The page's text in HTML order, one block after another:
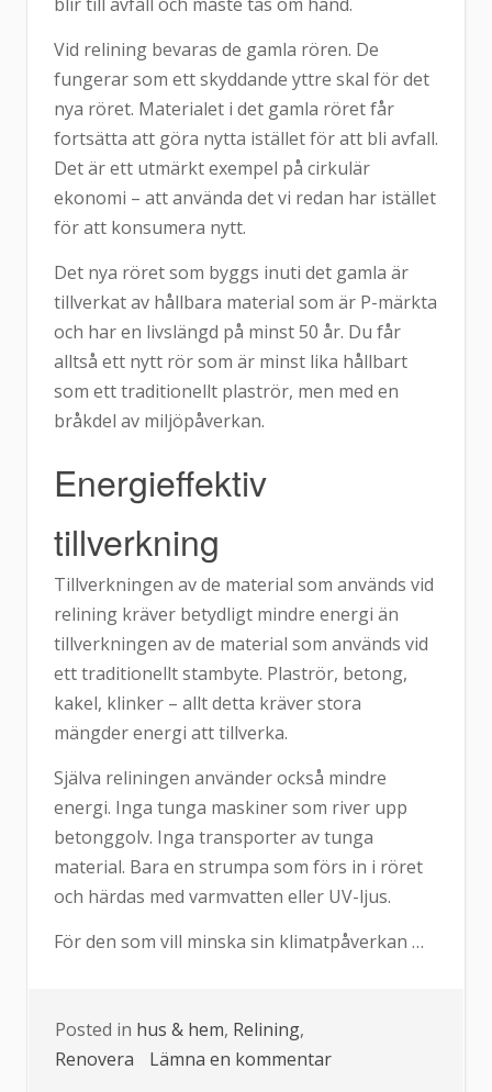
Vid relining bevaras de gamla rören. De
fungerar som ett skyddande yttre skal för det
nya röret. Materialet i det gamla röret får
fortsätta att göra nytta istället för att bli avfall.
Det är ett utmärkt exempel på cirkulär
ekonomi – att använda det vi redan har istället
för att konsumera nytt.
Det nya röret som byggs inuti det gamla är
tillverkat av hållbara material som är P-märkta
och har en livslängd på minst 50 år. Du får
alltså ett nytt rör som är minst lika hållbart
som ett traditionellt plaströr, men med en
bråkdel av miljöpåverkan.
Energieffektiv
tillverkning
Tillverkningen av de material som används vid
relining kräver betydligt mindre energi än
tillverkningen av de material som används vid
ett traditionellt stambyte. Plaströr, betong,
kakel, klinker – allt detta kräver stora
mängder energi att tillverka.
Själva reliningen använder också mindre
energi. Inga tunga maskiner som river upp
betonggolv. Inga transporter av tunga
material. Bara en strumpa som förs in i röret
och härdas med varmvatten eller UV-ljus.
För den som vill minska sin klimatpåverkan …
Posted in hus & hem, Relining,
Renovera
Lämna en kommentar